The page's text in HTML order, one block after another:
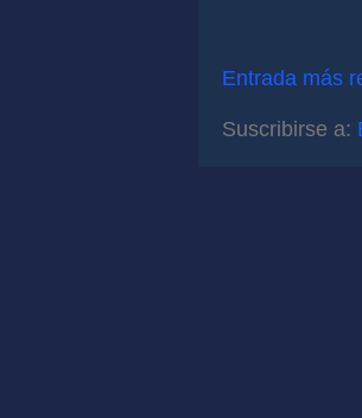
Entrada más
Suscribirse a: